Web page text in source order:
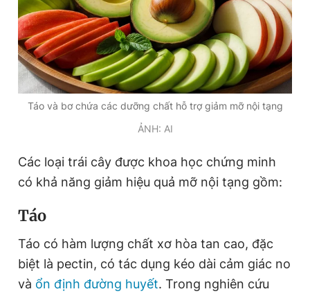
Đặt báo Quảng cáo RSS Tòa soạn Chính sách bảo
Tổng biên tập: Nguyễn Ngọc Toàn
Phó tổng biên tập thường trực: Hải Thành
Phó tổng biên tập: Lâm Hiếu Dũng
Phó tổng biên tập: Trần Việt Hưng
Tổng thư ký tòa soạn: Đức Trung
Giấy phép xuất bản số 110/GP - BTTTT cấp ngày 24.3.2020
bản. Phát triển bởi ePi Technologies, JSC.
Táo và bơ chứa các dưỡng chất hỗ trợ giảm mỡ nội tạng
ẢNH: AI
Các loại trái cây được khoa học chứng minh
có khả năng giảm hiệu quả mỡ nội tạng gồm:
Táo
Táo có hàm lượng chất xơ hòa tan cao, đặc
biệt là pectin, có tác dụng kéo dài cảm giác no
và ổn định đường huyết. Trong nghiên cứu